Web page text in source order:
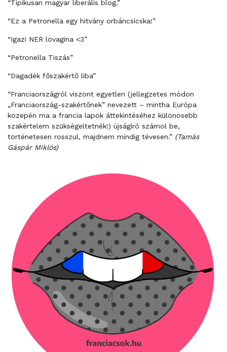
“Tipikusan magyar liberális blog.”
“Ez a Petronella egy hitvány orbáncsicska!”
“Igazi NER lovagina <3”
“Petronella Tiszás”
“Dagadék főszakértő liba”
“Franciaországról viszont egyetlen (jellegzetes módon
„Franciaország-szakértőnek” nevezett – mintha Európa
közepén ma a francia lapok áttekintéséhez különösebb
szakértelem szükségeltetnék!) újságíró számol be,
történetesen rosszul, majdnem mindig tévesen.” (Tamás
Gáspár Miklós)